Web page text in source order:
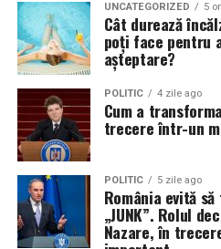
UNCATEGORIZED 5
Cât durează
poți face pentru
așteptare?
POLITIC 4 zile ago
Cum a
trecere într-un
POLITIC 5 zile ago
România evită
„JUNK”. Rolul
Nazare, în